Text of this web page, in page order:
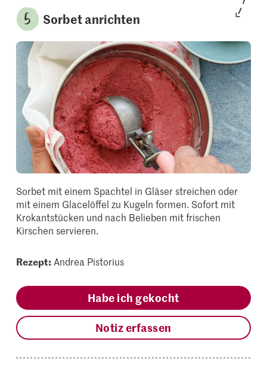
Sorbet anrichten
Sorbet mit einem Spachtel in Gläser streichen oder
mit einem Glacelöffel zu Kugeln formen. Sofort mit
Krokantstücken und nach Belieben mit frischen
Kirschen servieren.
Rezept: Andrea Pistorius
Habe ich gekocht
Notiz erfassen